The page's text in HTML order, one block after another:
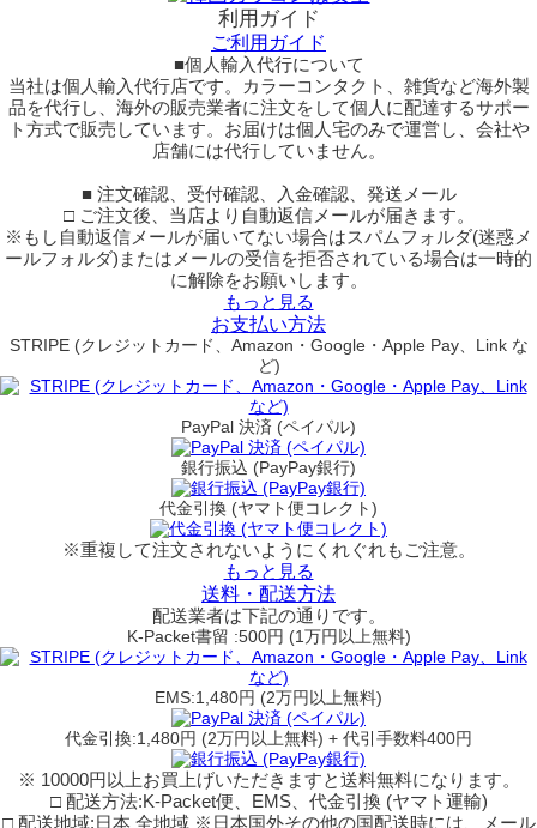
利用ガイド
ご利用ガイド
■個人輸入代行について
当社は個人輸入代行店です。カラーコンタクト、雑貨など海外製
品を代行し、海外の販売業者に注文をして個人に配達するサポー
ト方式で販売しています。お届けは個人宅のみで運営し、会社や
店舗には代行していません。
■ 注文確認、受付確認、入金確認、発送メール
□ ご注文後、当店より自動返信メールが届きます。
※もし自動返信メールが届いてない場合はスパムフォルダ(迷惑メ
ールフォルダ)またはメールの受信を拒否されている場合は一時的
に解除をお願いします。
もっと見る
お支払い方法
STRIPE (クレジットカード、Amazon・Google・Apple Pay、Link な
ど)
PayPal 決済 (ペイパル)
銀行振込 (PayPay銀行)
代金引換 (ヤマト便コレクト)
※重複して注文されないようにくれぐれもご注意。
もっと見る
送料・配送方法
配送業者は下記の通りです。
K-Packet書留 :500円 (1万円以上無料)
EMS:1,480円 (2万円以上無料)
代金引換:1,480円 (2万円以上無料) + 代引手数料400円
※ 10000円以上お買上げいただきますと送料無料になります。
□ 配送方法:K-Packet便、EMS、代金引換 (ヤマト運輸)
□ 配送地域:日本 全地域 ※日本国外その他の国配送時には、メール